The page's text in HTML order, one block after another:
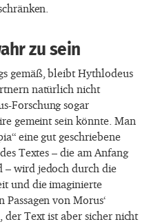
zu sein
gemäß, bleibt Hythlodeus
natürlich nicht
Forschung sogar
gemeint sein könnte. Man
eine gut geschriebene
Textes – die am Anfang
– wird jedoch durch die
und die imaginierte
Passagen von Morus‘
Text ist aber sicher nicht